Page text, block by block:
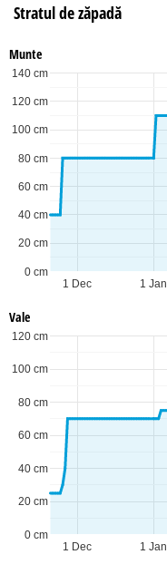
Stratul de zăpadă
Munte
1 Dec 1 Jan
0 cm
20 cm
40 cm
60 cm
80 cm
100 cm
120 cm
140 cm
Vale
1 Dec 1 Jan
0 cm
20 cm
40 cm
60 cm
80 cm
100 cm
120 cm